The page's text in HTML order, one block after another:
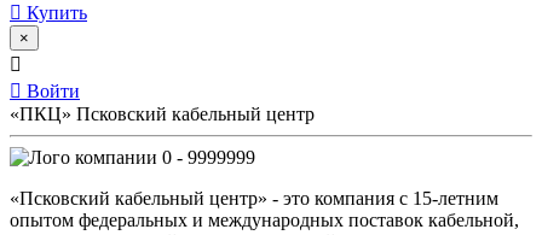
Купить
×
Войти
«ПКЦ» Псковский кабельный центр
0 - 9999999
«Псковский кабельный центр» - это компания с 15-летним
опытом федеральных и международных поставок кабельной,